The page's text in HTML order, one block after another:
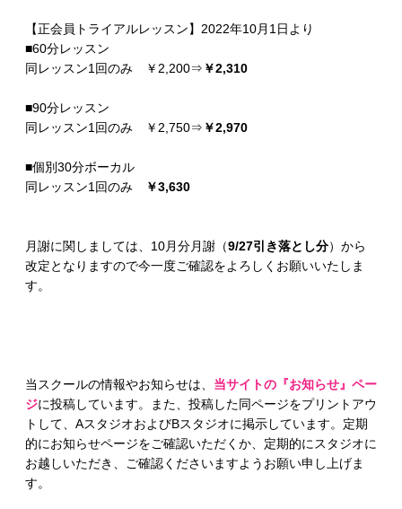
【正会員トライアルレッスン】2022年10月1日より
■60分レッスン
同レッスン1回のみ ￥2,200⇒ ￥2,310
■90分レッスン
同レッスン1回のみ ￥2,750⇒ ￥2,970
■個別30分ボーカル
同レッスン1回のみ
￥3,630
月謝に関しましては、10月分月謝（9/27引き落とし分）から
改定となりますので今一度ご確認をよろしくお願いいたしま
す。
当スクールの情報やお知らせは、 当サイトの『お知らせ』ペー
ジに投稿しています。また、投稿した同ページをプリントアウ
トして、AスタジオおよびBスタジオに掲示しています。定期
的にお知らせページをご確認いただくか、定期的にスタジオに
お越しいただき、ご確認くださいますようお願い申し上げま
す。